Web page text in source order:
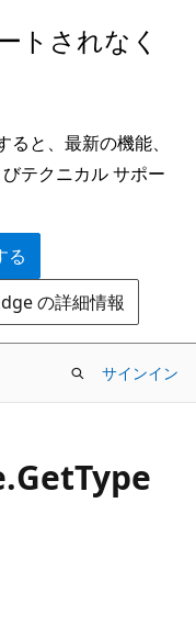
トされなく
と、最新の機能、
テクニカル サポー
る
の詳細情報
サインイン
GetType